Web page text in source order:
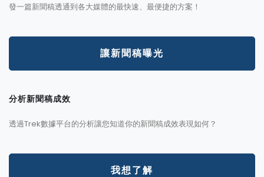
發一篇新聞稿透通到各大媒體的最快速、最便捷的方案！
讓新聞稿曝光
分析新聞稿成效
透過Trek數據平台的分析讓您知道你的新聞稿成效表現如何？
我想了解